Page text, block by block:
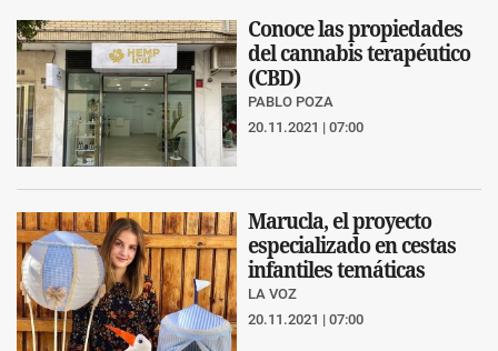
Conoce las propiedades
del cannabis terapéutico
(CBD)
PABLO POZA
20.11.2021 | 07:00
Marucla, el proyecto
especializado en cestas
infantiles temáticas
LA VOZ
20.11.2021 | 07:00